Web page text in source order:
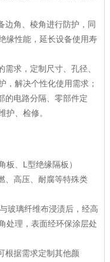
边角、棱角进行防护，同
缘性能，延长设备使用寿
求，定制尺寸、孔径、
，解决个性化使用需求；
的电路分隔、零部件定
护、检修。
板、L型绝缘隔板）
、高压、耐腐等特殊类
玻璃纤维布浸渍后，经高
处理，表面经环保涂层处
根据需求定制其他颜